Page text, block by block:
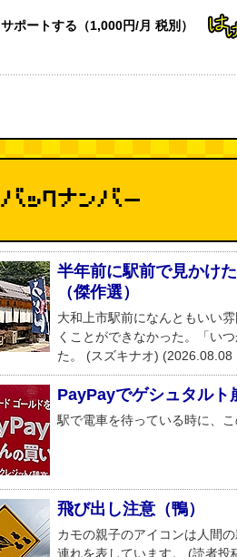
サポートする（1,000円/月 税別）
半年前に駅前で見かけ
（傑作選）
大和上市駅前になんともいい
くことができなかった。「い
た。 (スズキナオ) (2026.08.08
PayPayでゲシュタルト
駅で電車を待っている時に、
飛び出し注意（鴨）
カモの親子のアイコンは人間
連れを表しています。 (読者